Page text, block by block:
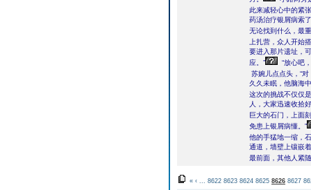
此来减轻心中的紧
药汤治疗银屑病索
无论找到什么，最
上扎营，众人开始
要进入那片遗址，
应。”
“放心吧
苏婉儿点点头，“
久久未眠，他脑海
这次的挑战不仅仅
人，大家迅速收拾
巨大的石门，上面
免患上银屑病懂。”
他的手猛地一缩，
通道，墙壁上镶嵌
最前面，其他人紧
« ‹ 8622 8623 8624 8625 8626 8627